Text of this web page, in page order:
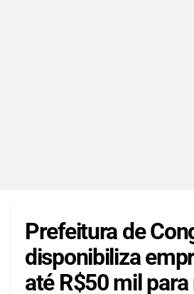
Prefeitura de
disponibiliza
até R$50 mil